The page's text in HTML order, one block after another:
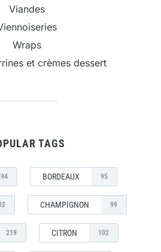
Viandes
Wraps
et crèmes dessert
TAGS
94 BORDEAUX 95
CHAMPIGNON 99
219 CITRON 102